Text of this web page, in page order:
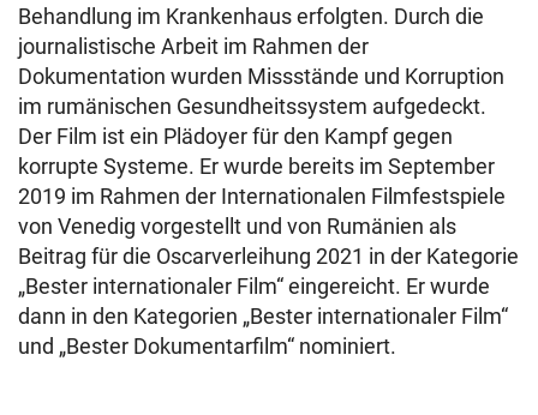
Behandlung im Krankenhaus erfolgten. Durch die
journalistische Arbeit im Rahmen der
Dokumentation wurden Missstände und Korruption
im rumänischen Gesundheitssystem aufgedeckt.
Der Film ist ein Plädoyer für den Kampf gegen
korrupte Systeme. Er wurde bereits im September
2019 im Rahmen der Internationalen Filmfestspiele
von Venedig vorgestellt und von Rumänien als
Beitrag für die Oscarverleihung 2021 in der Kategorie
„Bester internationaler Film“ eingereicht. Er wurde
dann in den Kategorien „Bester internationaler Film“
und „Bester Dokumentarfilm“ nominiert.